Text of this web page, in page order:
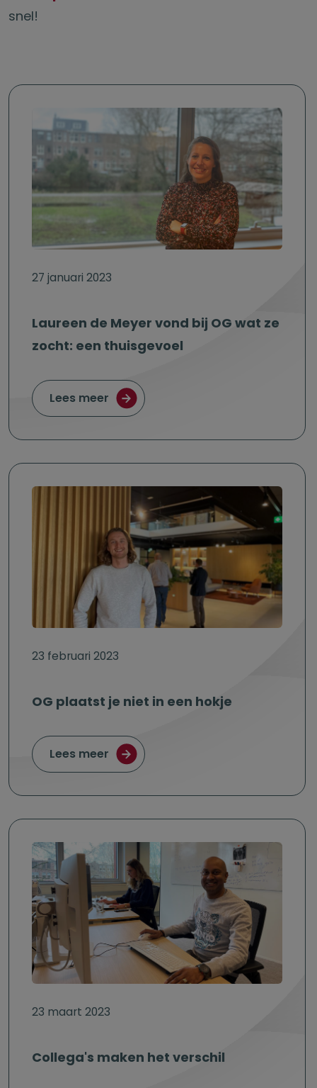
snel!
27 januari 2023
Laureen de Meyer vond bij OG wat ze
zocht: een thuisgevoel
Lees meer over Laureen de Meyer vond bij
23 februari 2023
OG plaatst je niet in een hokje
Lees meer over OG plaatst je niet in een hokje
23 maart 2023
Collega's maken het verschil